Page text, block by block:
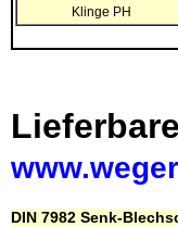
Klinge PH
DIN 7982 Senk-